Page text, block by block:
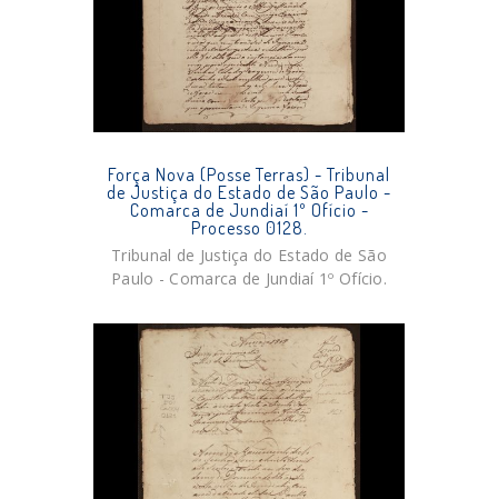
Força Nova (Posse Terras) - Tribunal
de Justiça do Estado de São Paulo -
Comarca de Jundiaí 1º Ofício -
Processo 0128.
Tribunal de Justiça do Estado de São
Paulo - Comarca de Jundiaí 1º Ofício.